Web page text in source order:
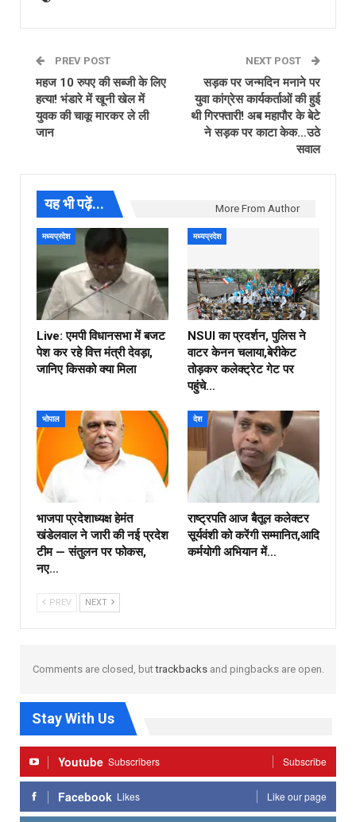
PREV POST
महज 10 रुपए की सब्जी के लिए
हत्या! भंडारे में खूनी खेल में
युवक की चाकू मारकर ले ली
जान
NEXT POST
सड़क पर जन्मदिन मनाने पर
युवा कांग्रेस कार्यकर्ताओं की हुई
थी गिरफ्तारी! अब महापौर के बेटे
ने सड़क पर काटा केक…उठे
सवाल
यह भी पढ़ें... More From Author
मध्यप्रदेश
Live: एमपी विधानसभा में बजट
पेश कर रहे वित्त मंत्री देवड़ा,
जानिए किसको क्या मिला
मध्यप्रदेश
NSUI का प्रदर्शन, पुलिस ने
वाटर केनन चलाया,बेरीकेट
तोड़कर कलेक्ट्रेट गेट पर
पहुंचे…
भोपाल
भाजपा प्रदेशाध्यक्ष हेमंत
खंडेलवाल ने जारी की नई प्रदेश
टीम — संतुलन पर फोकस,
नए…
देश
राष्ट्रपति आज बैतूल कलेक्टर
सूर्यवंशी को करेंगी सम्मानित,आदि
कर्मयोगी अभियान में…
PREV NEXT
Comments are closed, buttrackbacksand pingbacks are open.
Stay With Us
Youtube Subscribers Subscribe
Facebook Likes Like our page